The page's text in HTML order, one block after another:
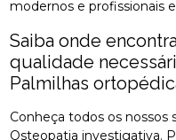
modernos e profissionais
Saiba onde
qualidade
Palmilhas
Conheça todos os nossos
Osteopatia investigativa.